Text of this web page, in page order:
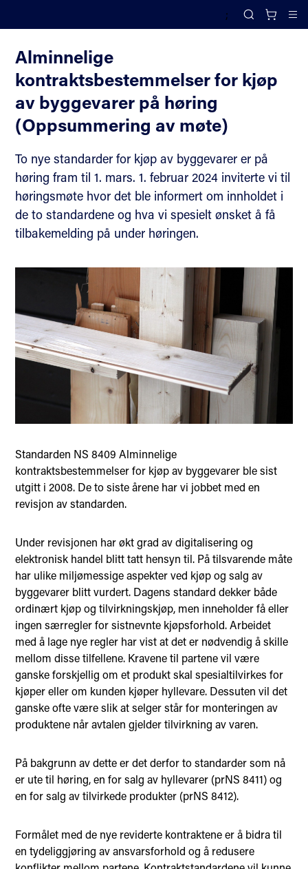
;
Search
Alminnelige
kontraktsbestemmelser for kjøp
av byggevarer på høring
(Oppsummering av møte)
To nye standarder for kjøp av byggevarer er på
høring fram til 1. mars. 1. februar 2024 inviterte vi til
høringsmøte hvor det ble informert om innholdet i
de to standardene og hva vi spesielt ønsket å få
tilbakemelding på under høringen.
Standarden NS 8409 Alminnelige
kontraktsbestemmelser for kjøp av byggevarer ble sist
utgitt i 2008. De to siste årene har vi jobbet med en
revisjon av standarden.
Under revisjonen har økt grad av digitalisering og
elektronisk handel blitt tatt hensyn til. På tilsvarende måte
har ulike miljømessige aspekter ved kjøp og salg av
byggevarer blitt vurdert. Dagens standard dekker både
ordinært kjøp og tilvirkningskjøp, men inneholder få eller
ingen særregler for sistnevnte kjøpsforhold. Arbeidet
med å lage nye regler har vist at det er nødvendig å skille
mellom disse tilfellene. Kravene til partene vil være
ganske forskjellig om et produkt skal spesialtilvirkes for
kjøper eller om kunden kjøper hyllevare. Dessuten vil det
ganske ofte være slik at selger står for monteringen av
produktene når avtalen gjelder tilvirkning av varen.
På bakgrunn av dette er det derfor to standarder som nå
er ute til høring, en for salg av hyllevarer (prNS 8411) og
en for salg av tilvirkede produkter (prNS 8412).
Formålet med de nye reviderte kontraktene er å bidra til
en tydeliggjøring av ansvarsforhold og å redusere